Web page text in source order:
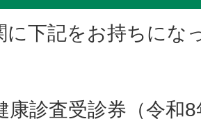
に下記をお持ちにな
康診査受診券（令和